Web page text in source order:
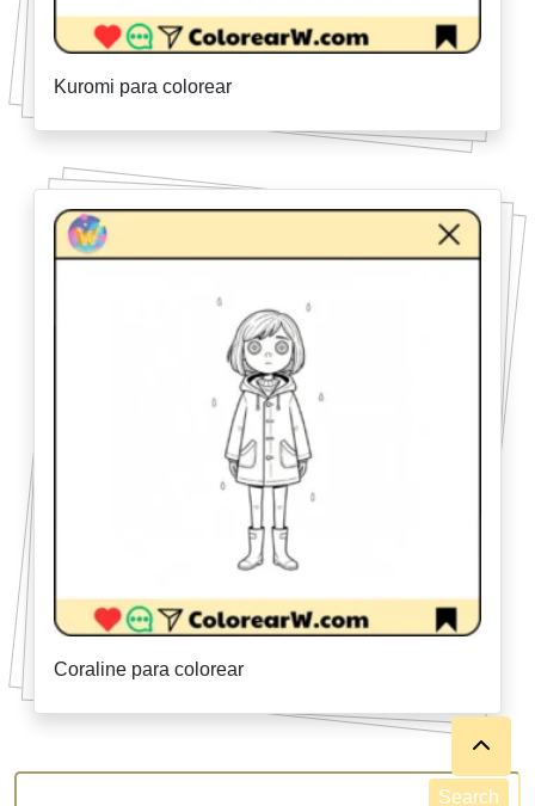
Kuromi para colorear
Coraline para colorear
Search